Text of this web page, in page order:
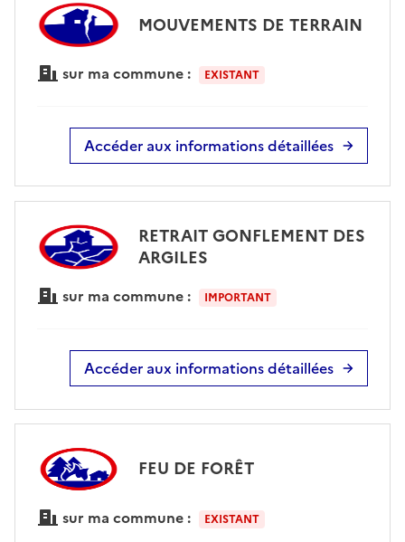
MOUVEMENTS DE TERRAIN
sur ma commune : EXISTANT
Accéder aux informations détaillées
RETRAIT GONFLEMENT DES
ARGILES
sur ma commune : IMPORTANT
Accéder aux informations détaillées
FEU DE FORÊT
sur ma commune : EXISTANT